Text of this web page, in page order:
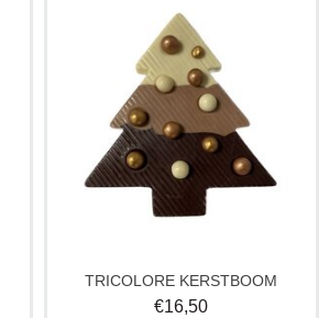
pure chocolade met crispy pearls. Een
feestelijke traktatie voor onder de boom
of als geschenk.
TRICOLORE KERSTBOOM
€16,50